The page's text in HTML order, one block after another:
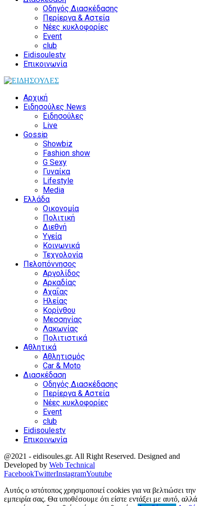
Οδηγός Διασκέδασης
Περίεργα & Αστεία
Νέες κυκλοφορίες
Event
club
Eidisoulestv
Επικοινωνία
Αρχική
Ειδησούλες News
Ειδησούλες
Live
Gossip
Showbiz
Fashion show
G Sexy
Γυναίκα
Lifestyle
Media
Ελλάδα
Οικονομία
Πολιτική
Διεθνή
Υγεία
Κοινωνικά
Τεχνολογία
Πελοπόννησος
Αργολίδος
Αρκαδίας
Αχαΐας
Ηλείας
Κορίνθου
Μεσσηνίας
Λακωνίας
Πολιτιστικά
Αθλητικά
Αθλητισμός
Car & Moto
Διασκέδαση
Οδηγός Διασκέδασης
Περίεργα & Αστεία
Νέες κυκλοφορίες
Event
club
Eidisoulestv
Επικοινωνία
@2021 - eidisoules.gr. All Right Reserved. Designed and
Developed by Web Technical
FacebookTwitterInstagramYoutube
Αυτός ο ιστότοπος χρησιμοποιεί cookies για να βελτιώσει την
εμπειρία σας. Θα υποθέσουμε ότι είστε εντάξει με αυτό, αλλά